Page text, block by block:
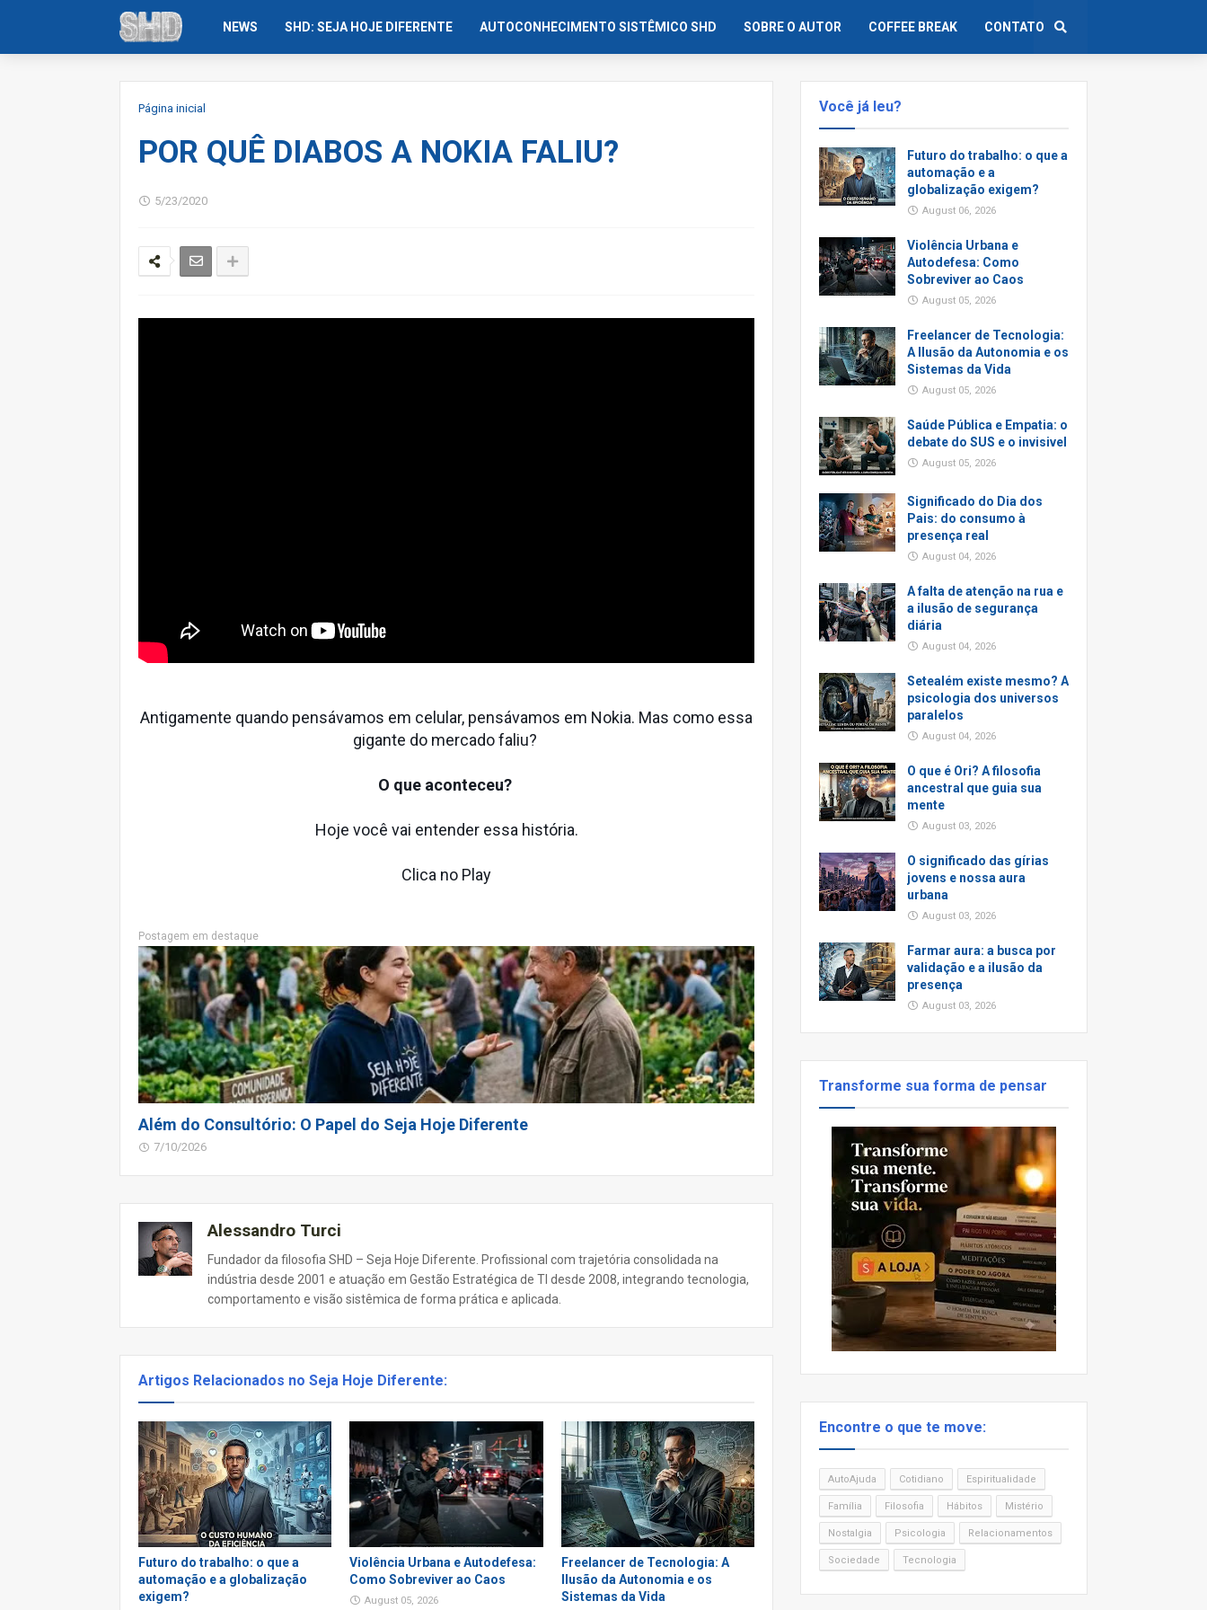
NEWS SHD: SEJA HOJE DIFERENTE AUTOCONHECIMENTO SISTÊMICO SHD SOBRE O AUTOR COFFEE BREAK CONTATO
Página inicial
POR QUÊ DIABOS A NOKIA FALIU?
5/23/2020
Antigamente quando pensávamos em celular, pensávamos em Nokia. Mas como essa
gigante do mercado faliu?
O que aconteceu?
Hoje você vai entender essa história.
Clica no Play
Postagem em destaque
Além do Consultório: O Papel do Seja Hoje Diferente
7/10/2026
Alessandro Turci
Fundador da filosofia SHD – Seja Hoje Diferente. Profissional com trajetória consolidada na
indústria desde 2001 e atuação em Gestão Estratégica de TI desde 2008, integrando tecnologia,
comportamento e visão sistêmica de forma prática e aplicada.
Artigos Relacionados no Seja Hoje Diferente:
Futuro do trabalho: o que a
automação e a globalização
exigem?
Violência Urbana e Autodefesa:
Como Sobreviver ao Caos
August 05, 2026
Freelancer de Tecnologia: A
Ilusão da Autonomia e os
Sistemas da Vida
Você já leu?
Futuro do trabalho: o que a
automação e a
globalização exigem?
August 06, 2026
Violência Urbana e
Autodefesa: Como
Sobreviver ao Caos
August 05, 2026
Freelancer de Tecnologia:
A Ilusão da Autonomia e os
Sistemas da Vida
August 05, 2026
Saúde Pública e Empatia: o
debate do SUS e o invisivel
August 05, 2026
Significado do Dia dos
Pais: do consumo à
presença real
August 04, 2026
A falta de atenção na rua e
a ilusão de segurança
diária
August 04, 2026
Setealém existe mesmo? A
psicologia dos universos
paralelos
August 04, 2026
O que é Ori? A filosofia
ancestral que guia sua
mente
August 03, 2026
O significado das gírias
jovens e nossa aura
urbana
August 03, 2026
Farmar aura: a busca por
validação e a ilusão da
presença
August 03, 2026
Transforme sua forma de pensar
Encontre o que te move:
AutoAjuda Cotidiano Espiritualidade
Família Filosofia Hábitos Mistério
Nostalgia Psicologia Relacionamentos
Sociedade Tecnologia